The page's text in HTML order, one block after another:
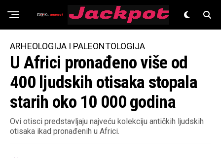
Znanost
ARHEOLOGIJA I PALEONTOLOGIJA
U Africi pronađeno više od
400 ljudskih otisaka stopala
starih oko 10 000 godina
Ovi otisci predstavljaju najveću kolekciju antičkih ljudskih
otisaka ikad pronađenih u Africi.